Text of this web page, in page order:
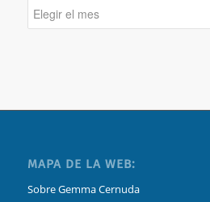
MAPA DE LA WEB:
Sobre Gemma Cernuda